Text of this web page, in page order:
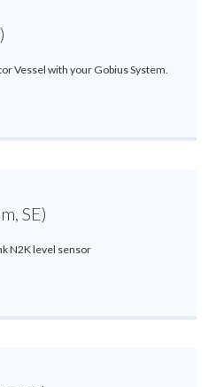
Vessel with your Gobius System.
SE)
N2K level sensor